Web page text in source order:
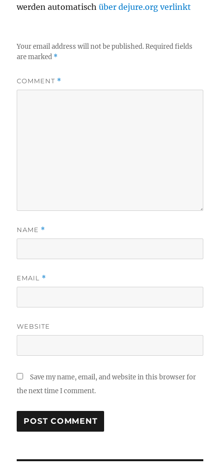
werden automatischüber dejure.org verlinkt
Your email address will not be published. Required fields
are marked *
COMMENT *
NAME *
EMAIL *
WEBSITE
Save my name, email, and website in this browser for
the next time I comment.